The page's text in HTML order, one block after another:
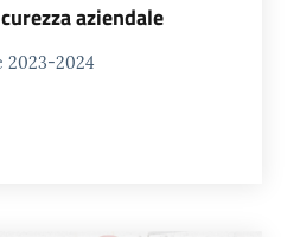
aziendale
2023-2024